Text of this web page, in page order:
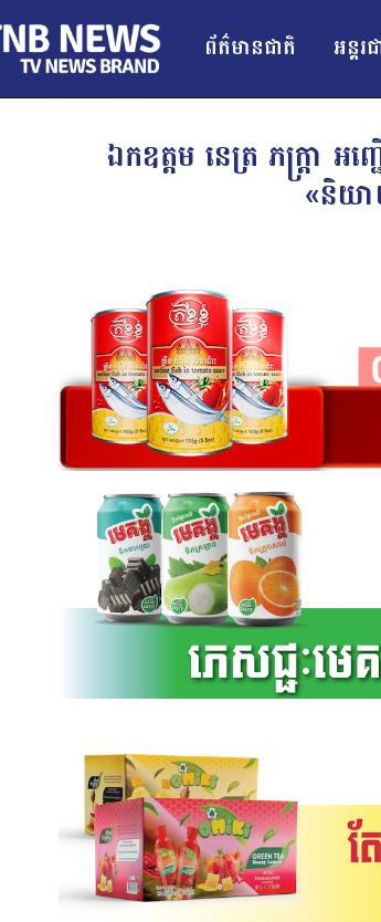
ព័ត៌មានជាតិ អន្ដរ
ឯកឧត្ដម នេត្រ ភក្ត្រា អ
«និយ